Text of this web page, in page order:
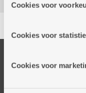
informatie over jouw
partners kunnen
Cookies voor
Cookies voor
Cookies voor